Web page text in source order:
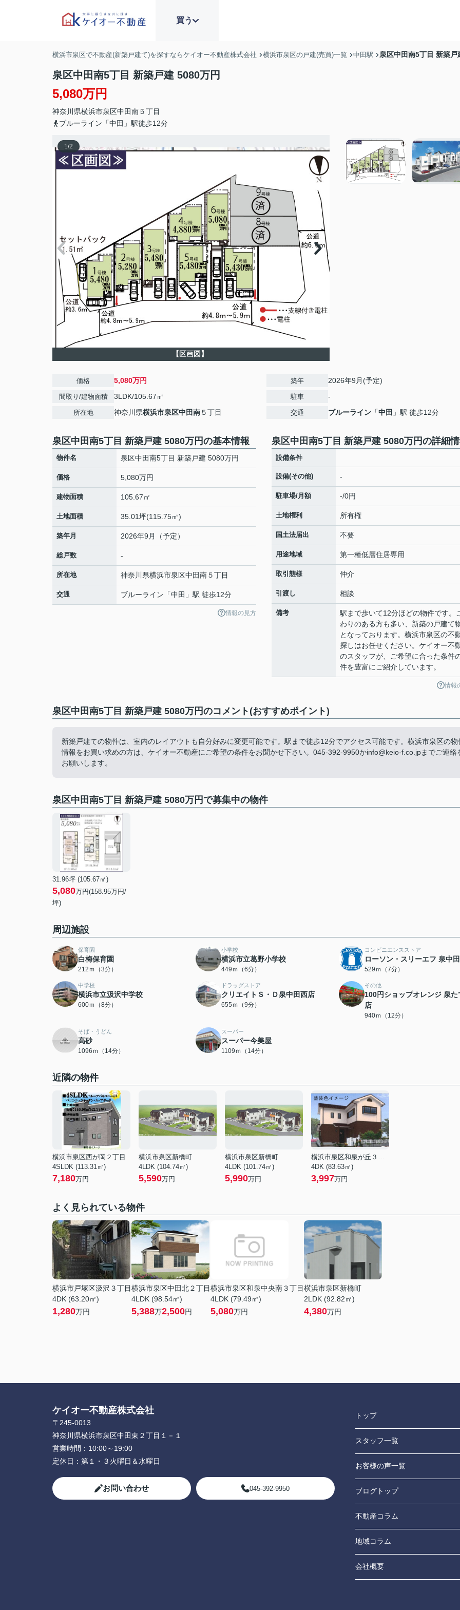
買う
横浜市泉区で不動産(新築戸建て)を探すならケイオー不動産株式会社 横浜市泉区の戸建(売買)一覧 中田駅 泉区中田南5丁目 新築
泉区中田南5丁目 新築戸建 5080万円
5,080万円
神奈川県横浜市泉区中田南５丁目
ブルーライン「中田」駅徒歩12分
1/2
【区画図】
価格 5,080万円
間取り/建物面積 3LDK/105.67㎡
所在地 神奈川県横浜市泉区中田南５丁目
築年 2026年9月(予定)
駐車 -
交通 ブルーライン 「中田 」駅 徒歩12分
泉区中田南5丁目 新築戸建 5080万円の基本情報
物件名 泉区中田南5丁目 新築戸建 5080万円
価格 5,080万円
建物面積 105.67㎡
土地面積 35.01坪(115.75㎡)
築年月 2026年9月（予定）
総戸数 -
所在地 神奈川県横浜市泉区中田南５丁目
交通 ブルーライン 「中田 」駅 徒歩12分
情報の見方
泉区中田南5丁目 新築戸建 5080万円の詳細
設備条件
設備(その他) -
駐車場/月額 -/0円
土地権利 所有権
国土法届出 不要
用途地域 第一種低層住居専用
取引態様 仲介
引渡し 相談
備考
駅まで歩いて12分ほどの物件です。
わりのある方も多い、新築の戸建て
となっております。横浜市泉区の不
探しはお任せください。ケイオー不
のスタッフが、ご希望に合った条件
件を豊富にご紹介しています。
情報
泉区中田南5丁目 新築戸建 5080万円のコメント(おすすめポイント)
新築戸建ての物件は、室内のレイアウトも自分好みに変更可能です。駅まで徒歩12分でアクセス可能です。横浜市泉区の物
情報をお買い求めの方は、ケイオー不動産にご希望の条件をお聞かせ下さい。045-392-9950かinfo@keio-f.co.jpまでご連絡
お願いします。
泉区中田南5丁目 新築戸建 5080万円で募集中の物件
31.96坪 (105.67㎡)
5,080万円(158.95万円/
坪)
周辺施設
保育園
白梅保育園
212ｍ（3分）
小学校
横浜市立葛野小学校
449ｍ（6分）
コンビニエンスストア
ローソン・スリーエフ 泉中
529ｍ（7分）
中学校
横浜市立汲沢中学校
600ｍ（8分）
ドラッグストア
クリエイトＳ・Ｄ泉中田西店
655ｍ（9分）
その他
100円ショップオレンジ 泉た
店
940ｍ（12分）
そば・うどん
高砂
1096ｍ（14分）
スーパー
スーパー今美屋
1109ｍ（14分）
近隣の物件
横浜市泉区西が岡２丁目
4SLDK (113.31㎡)
7,180万円
横浜市泉区新橋町
4LDK (104.74㎡)
5,590万円
横浜市泉区新橋町
4LDK (101.74㎡)
5,990万円
横浜市泉区和泉が丘３丁目
4DK (83.63㎡)
3,997万円
よく見られている物件
横浜市戸塚区汲沢３丁目
4DK (63.20㎡)
1,280万円
横浜市泉区中田北２丁目
4LDK (98.54㎡)
5,388万2,500円
横浜市泉区和泉中央南３丁目
4LDK (79.49㎡)
5,080万円
横浜市泉区新橋町
2LDK (92.82㎡)
4,380万円
ケイオー不動産株式会社
〒245-0013
神奈川県横浜市泉区中田東２丁目１－１
営業時間： 10:00～19:00
定休日： 第１・３火曜日＆水曜日
お問い合わせ 045-392-9950
トップ
スタッフ一覧
お客様の声一覧
ブログトップ
不動産コラム
地域コラム
会社概要